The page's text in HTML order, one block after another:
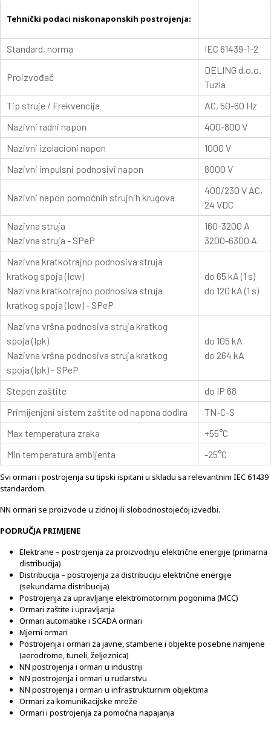
Tehnički podaci niskonaponskih postrojenja:
Standard, norma IEC 61439-1-2
Proizvođač
DELING d.o.o.
Tuzla
Tip struje / Frekvencija
AC, 50-60 Hz
Nazivni radni napon
400-800 V
Nazivni izolacioni napon
1000 V
Nazivni impulsni podnosivi napon
8000 V
Nazivni napon pomoćnih strujnih krugova
400/230 V AC,
24 VDC
Nazivna struja
Nazivna struja - SPeP
160-3200 A
3200-6300 A
Nazivna kratkotrajno podnosiva struja
kratkog spoja (Icw)
Nazivna kratkotrajno podnosiva struja
kratkog spoja (Icw) - SPeP
do 65 kA (1 s)
do 120 kA (1 s)
Nazivna vršna podnosiva struja kratkog
spoja (Ipk)
Nazivna vršna podnosiva struja kratkog
spoja (Ipk) - SPeP
do 105 kA
do 264 kA
Stepen zaštite
do IP 68
Primijenjeni sistem zaštite od napona dodira
TN-C-S
Max temperatura zraka
+55°C
Min temperatura ambijenta
-25°C
Svi ormari i postrojenja su tipski ispitani u skladu sa relevantnim IEC 61439
standardom.
NN ormari se proizvode u zidnoj ili slobodnostojećoj izvedbi.
PODRUČJA PRIMJENE
Elektrane – postrojenja za proizvodnju električne energije (primarna
distribucija)
Distribucija – postrojenja za distribuciju električne energije
(sekundarna distribucija)
Postrojenja za upravljanje elektromotornim pogonima (MCC)
Ormari zaštite i upravljanja
Ormari automatike i SCADA ormari
Mjerni ormari
Postrojenja i ormari za javne, stambene i objekte posebne namjene
(aerodrome, tuneli, željeznica)
NN postrojenja i ormari u industriji
NN postrojenja i ormari u rudarstvu
NN postrojenja i ormari u infrastrukturnim objektima
Ormari za komunikacijske mreže
Ormari i postrojenja za pomoćna napajanja